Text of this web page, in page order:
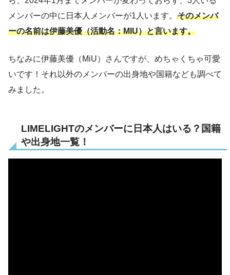
メンバーの中に日本人メンバーが1人います。 そのメンバ
ーの名前は伊藤美優（活動名：MIU）と言います。
ちなみに伊藤美優（MiU）さんですが、めちゃくちゃ可愛
いです！それ以外のメンバーの出身地や国籍なども調べて
みました。
LIMELIGHTのメンバーに日本人はいる？国籍
や出身地一覧！